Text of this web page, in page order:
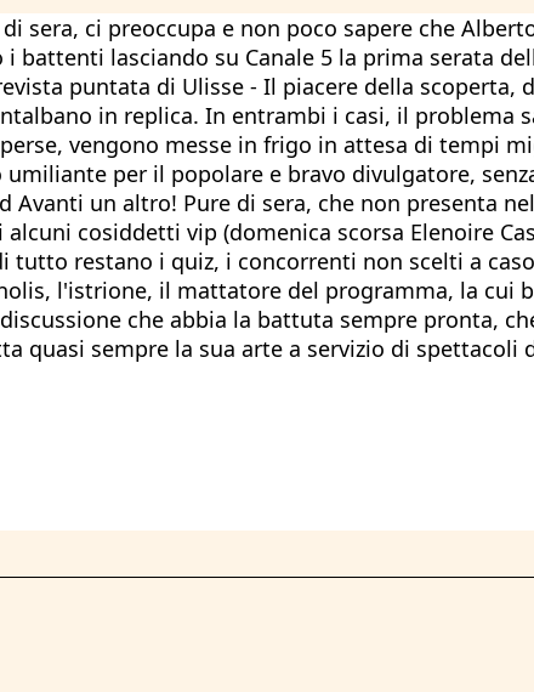
sera, ci preoccupa e non poco sapere che
battenti lasciando su Canale 5 la prima serata
puntata di Ulisse - Il piacere della scoperta,
in replica. In entrambi i casi, il problema
vengono messe in frigo in attesa di tempi
per il popolare e bravo divulgatore,
Avanti un altro! Pure di sera, che non presenta
cosiddetti vip (domenica scorsa Elenoire
tutto restano i quiz, i concorrenti non scelti a
l'istrione, il mattatore del programma, la cui
che abbia la battuta sempre pronta,
quasi sempre la sua arte a servizio di spettacoli